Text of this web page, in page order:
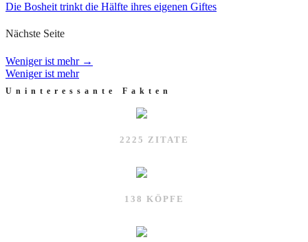
Die Bosheit trinkt die Hälfte ihres eigenen Giftes
Nächste Seite
Weniger ist mehr →
Weniger ist mehr
Uninteressante Fakten
2225 ZITATE
138 KÖPFE